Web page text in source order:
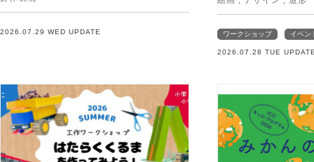
2026.07.29 WED UPDATE ワークショップ イベン
2026.07.28 TUE